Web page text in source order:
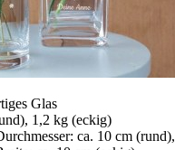
Glas
1,2 kg (eckig)
ca. 10 cm (rund),